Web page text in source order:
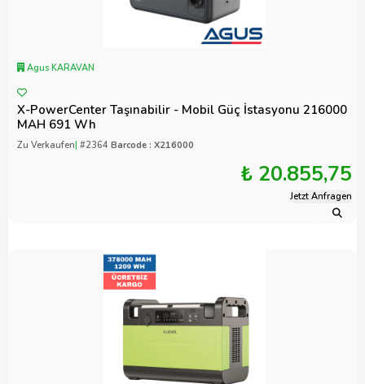
Agus KARAVAN
X-PowerCenter Taşınabilir - Mobil Güç İstasyonu 216000
MAH 691 Wh
Zu Verkaufen| #2364 Barcode : X216000
₺ 20.855,75
Jetzt Anfragen